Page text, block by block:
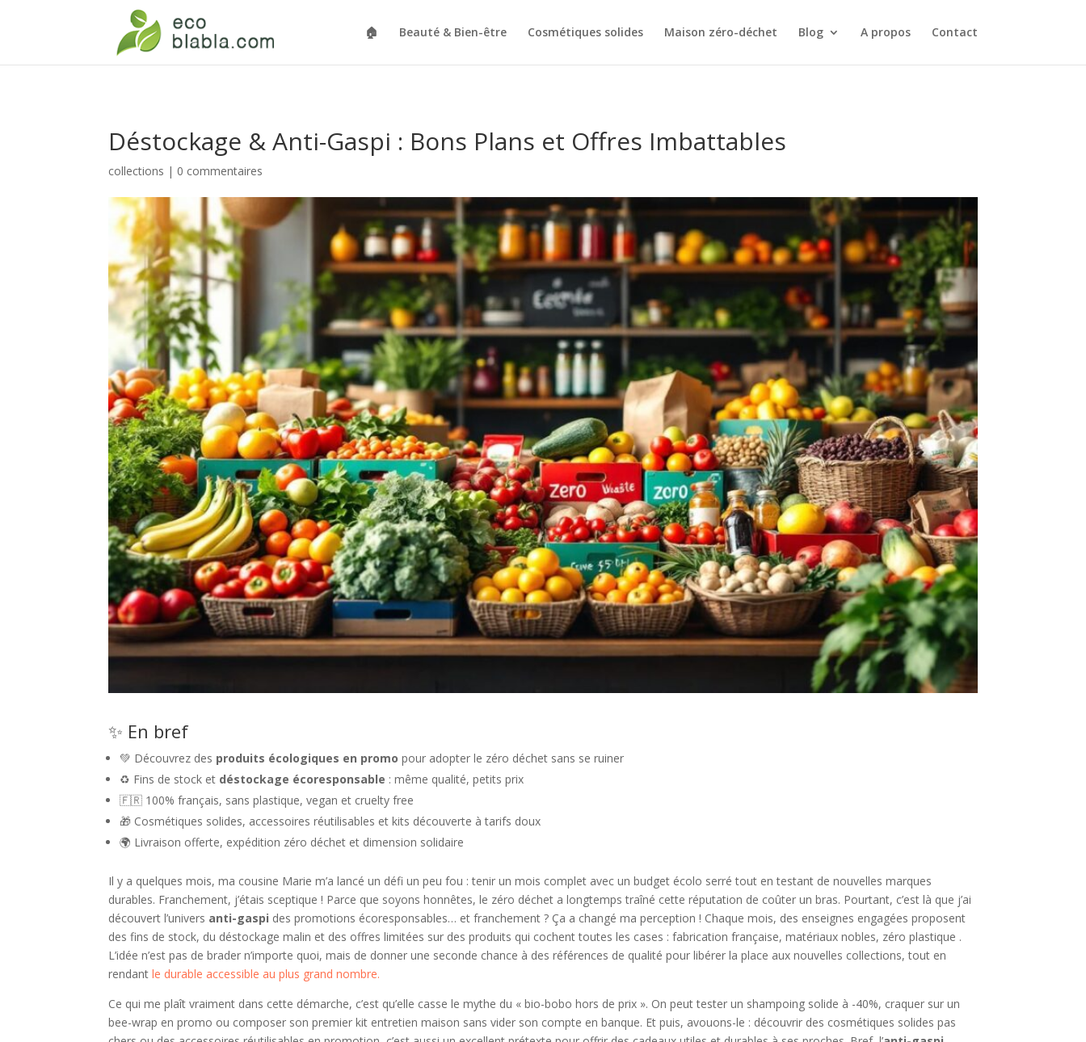
🏠 Beauté & Bien-être Cosmétiques solides Maison zéro-déchet Blog A propos Contact
Déstockage & Anti-Gaspi : Bons Plans et Offres Imbattables
collections | 0 commentaires
✨ En bref
💚 Découvrez des produits écologiques en promo pour adopter le zéro déchet sans se ruiner
♻️ Fins de stock et déstockage écoresponsable : même qualité, petits prix
🇫🇷 100% français, sans plastique, vegan et cruelty free
🎁 Cosmétiques solides, accessoires réutilisables et kits découverte à tarifs doux
🌍 Livraison offerte, expédition zéro déchet et dimension solidaire
Il y a quelques mois, ma cousine Marie m’a lancé un défi un peu fou : tenir un mois complet avec un budget écolo serré tout en testant de nouvelles marques
durables. Franchement, j’étais sceptique ! Parce que soyons honnêtes, le zéro déchet a longtemps traîné cette réputation de coûter un bras. Pourtant, c’est là que j’ai
découvert l’univers anti-gaspi des promotions écoresponsables… et franchement ? Ça a changé ma perception ! Chaque mois, des enseignes engagées proposent
des fins de stock, du déstockage malin et des offres limitées sur des produits qui cochent toutes les cases : fabrication française, matériaux nobles, zéro plastique .
L’idée n’est pas de brader n’importe quoi, mais de donner une seconde chance à des références de qualité pour libérer la place aux nouvelles collections, tout en
rendantle durable accessible au plus grand nombre.
Ce qui me plaît vraiment dans cette démarche, c’est qu’elle casse le mythe du « bio-bobo hors de prix ». On peut tester un shampoing solide à -40%, craquer sur un
bee-wrap en promo ou composer son premier kit entretien maison sans vider son compte en banque. Et puis, avouons-le : découvrir des cosmétiques solides pas